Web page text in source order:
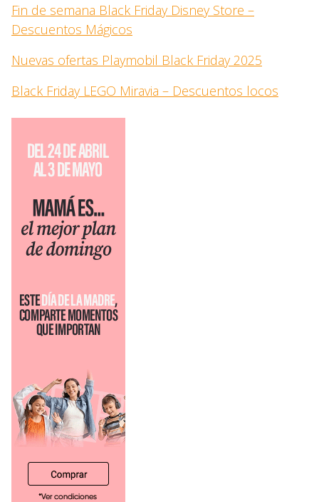
Fin de semana Black Friday Disney Store –
Descuentos Mágicos
Nuevas ofertas Playmobil Black Friday 2025
Black Friday LEGO Miravia – Descuentos locos